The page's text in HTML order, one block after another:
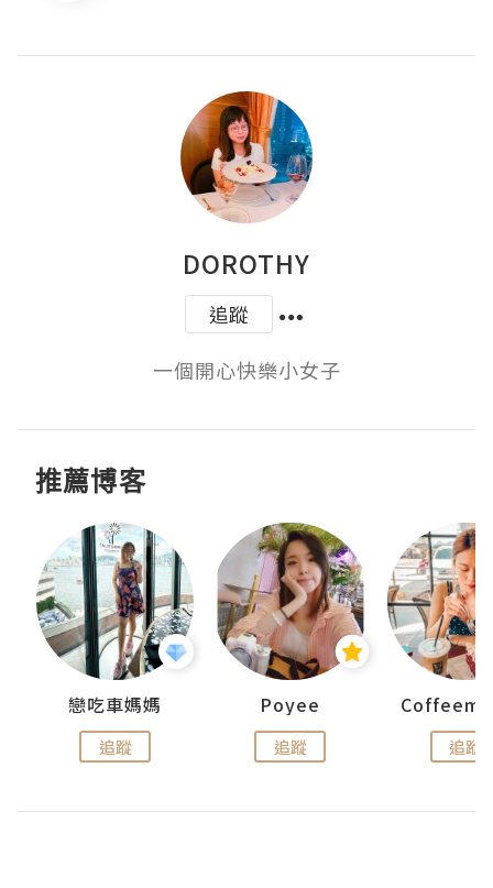
DOROTHY
追蹤
一個開心快樂小女子
推薦博客
戀吃車媽媽
追蹤
Poyee
追蹤 追蹤